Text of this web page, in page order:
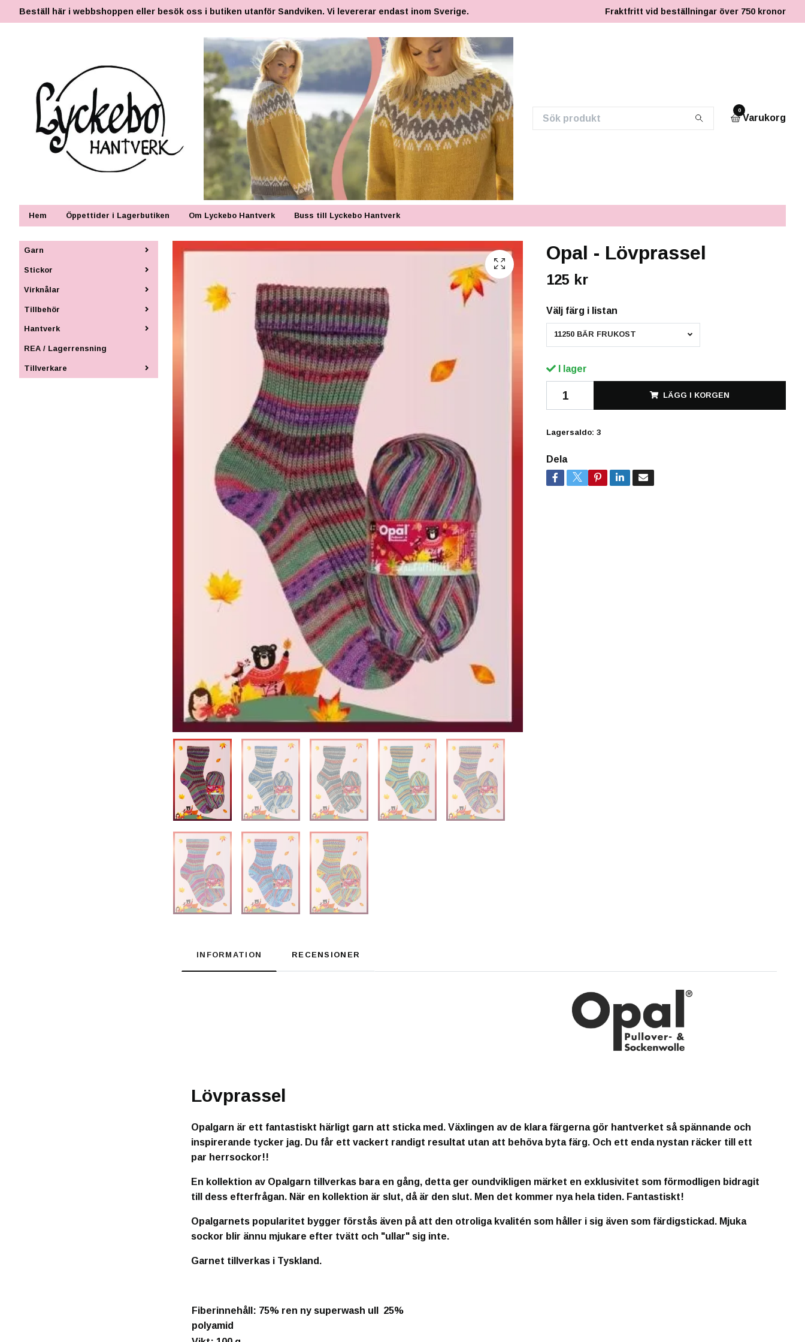
Beställ här i webbshoppen eller besök oss i butiken utanför Sandviken. Vi levererar endast inom Sverige. Fraktfritt vid beställningar över 750 kronor
0
Varukorg
Hem Öppettider i Lagerbutiken Om Lyckebo Hantverk Buss till Lyckebo Hantverk
Garn
Stickor
Virknålar
Tillbehör
Hantverk
REA / Lagerrensning
Tillverkare
Opal - Lövprassel
125 kr
Välj färg i listan
11250 BÄR FRUKOST
I lager
LÄGG I KORGEN
Lagersaldo: 3
Dela
INFORMATION RECENSIONER
Lövprassel
Opalgarn är ett fantastiskt härligt garn att sticka med. Växlingen av de klara färgerna gör hantverket så spännande och
inspirerande tycker jag. Du får ett vackert randigt resultat utan att behöva byta färg. Och ett enda nystan räcker till ett
par herrsockor!!
En kollektion av Opalgarn tillverkas bara en gång, detta ger oundvikligen märket en exklusivitet som förmodligen bidragit
till dess efterfrågan. När en kollektion är slut, då är den slut. Men det kommer nya hela tiden. Fantastiskt!
Opalgarnets popularitet bygger förstås även på att den otroliga kvalitén som håller i sig även som färdigstickad. Mjuka
sockor blir ännu mjukare efter tvätt och "ullar" sig inte.
Garnet tillverkas i Tyskland.
Fiberinnehåll : 75% ren ny superwash ull 25%
polyamid